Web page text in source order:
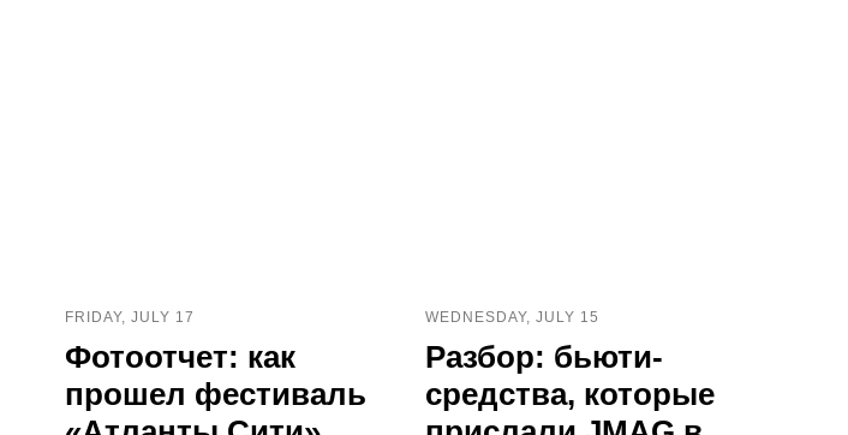
FRIDAY, JULY 17
Фотоотчет: как
прошел фестиваль
WEDNESDAY, JULY 15
Разбор: бьюти-
средства, которые